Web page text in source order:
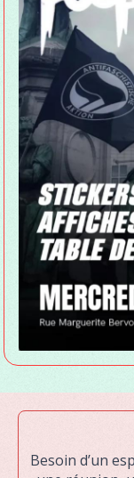
Besoin d’un